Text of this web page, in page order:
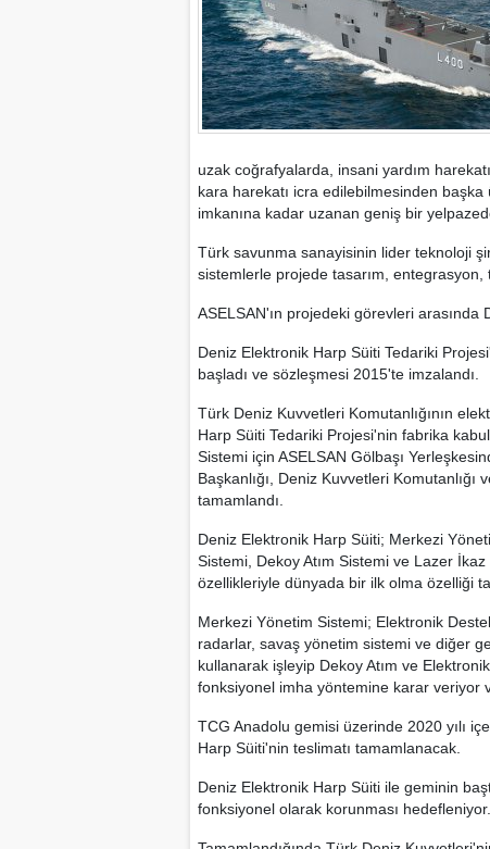
uzak coğrafyalarda, insani yardım
kara harekatı icra edilebilmesinden
imkanına kadar uzanan geniş bir
Türk savunma sanayisinin lider teknoloji
sistemlerle projede tasarım,
ASELSAN'ın projedeki görevleri
Deniz Elektronik Harp Süiti Tedariki
başladı ve sözleşmesi 2015'te imzalandı.
Türk Deniz Kuvvetleri Komutanlığının
Harp Süiti Tedariki Projesi'nin fabrika
Sistemi için ASELSAN Gölbaşı
Başkanlığı, Deniz Kuvvetleri Komutanlığı
tamamlandı.
Deniz Elektronik Harp Süiti; Merkezi
Sistemi, Dekoy Atım Sistemi ve Lazer
özellikleriyle dünyada bir ilk olma özelliği
Merkezi Yönetim Sistemi; Elektronik
radarlar, savaş yönetim sistemi ve diğer
kullanarak işleyip Dekoy Atım ve
fonksiyonel imha yöntemine karar veriyor
TCG Anadolu gemisi üzerinde 2020 yılı
Harp Süiti'nin teslimatı tamamlanacak.
Deniz Elektronik Harp Süiti ile geminin
fonksiyonel olarak korunması hedefleniyor.